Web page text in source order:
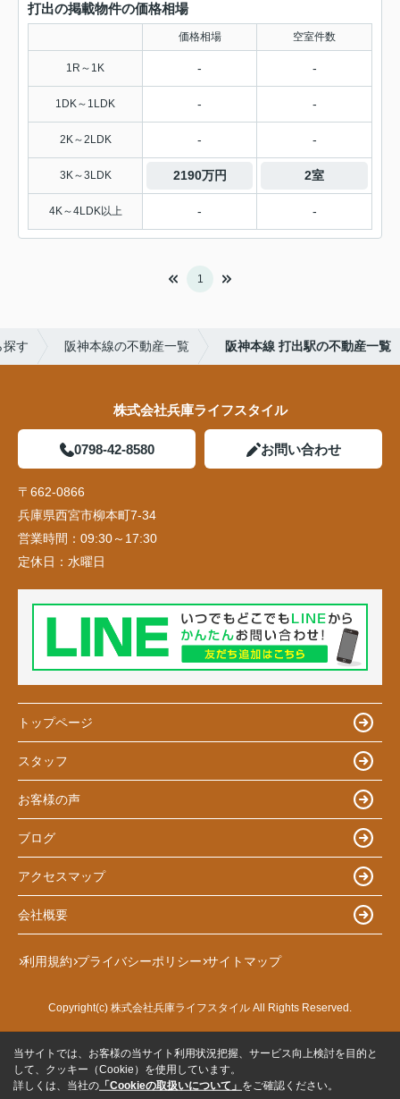
打出の掲載物件の価格相場
価格相場 空室件数
1R～1K - -
1DK～1LDK - -
2K～2LDK - -
3K～3LDK 2190万円 2室
4K～4LDK以上 - -
1
探す 阪神本線の不動産一覧 阪神本線 打出駅の不動産一覧
株式会社兵庫ライフスタイル
0798-42-8580 お問い合わせ
〒662-0866
兵庫県西宮市柳本町7-34
営業時間： 09:30～17:30
定休日： 水曜日
トップページ
スタッフ
お客様の声
ブログ
アクセスマップ
会社概要
利用規約 プライバシーポリシー サイトマップ
Copyright(c) 株式会社兵庫ライフスタイル All Rights Reserved.
当サイトでは、お客様の当サイト利用状況把握、サービス向上検討を目的と
して、クッキー（Cookie）を使用しています。
詳しくは、当社の 「Cookieの取扱いについて」 をご確認ください。